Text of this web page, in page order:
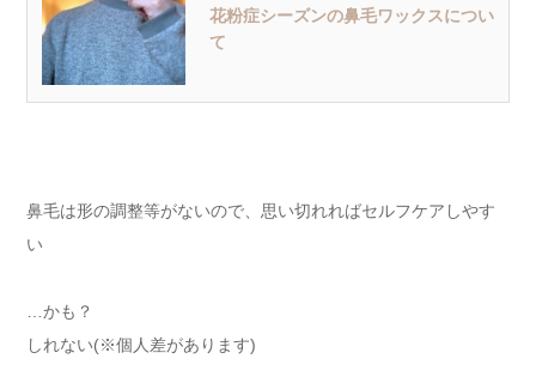
花粉症シーズンの鼻毛ワックスについ
て
鼻毛は形の調整等がないので、思い切れればセルフケアしやす
い
…かも？
しれない(※個人差があります)